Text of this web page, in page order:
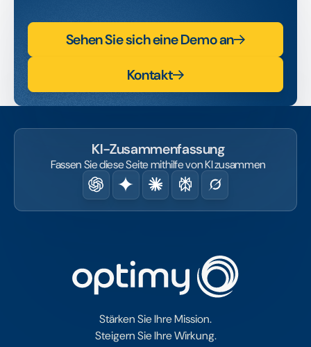
Sehen Sie sich eine Demo an
Kontakt
KI-Zusammenfassung
Fassen Sie diese Seite mithilfe von KI zusammen
Stärken Sie Ihre Mission.
Steigern Sie Ihre Wirkung.